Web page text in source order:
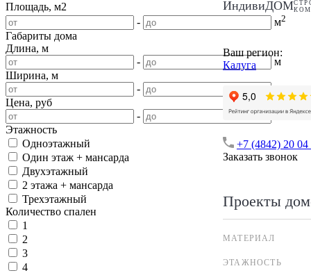
ИндивиДОМ
Ваш регион:
Калуга
+7 (4842) 20 04
Заказать звонок
Проекты
МАТЕРИАЛ
ЭТАЖНОСТЬ
Площадь, м2
-
м2
Габариты дома
Длина, м
-
м
Ширина, м
-
Цена, руб
-
Этажность
Одноэтажный
Один этаж + мансарда
Двухэтажный
2 этажа + мансарда
Трехэтажный
Количество спален
1
2
3
4